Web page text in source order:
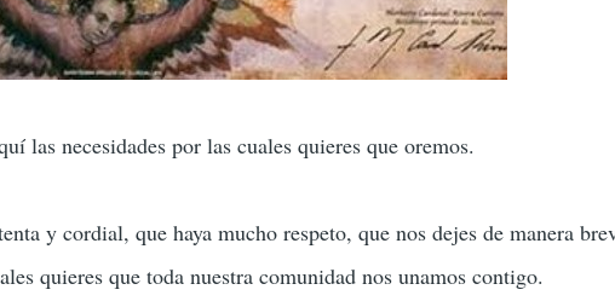
las necesidades por las cuales quieres que oremos.
y cordial, que haya mucho respeto, que nos dejes de manera
quieres que toda nuestra comunidad nos unamos contigo.